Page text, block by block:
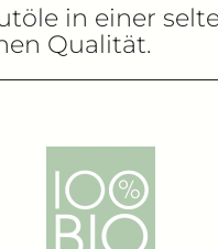
in einer
Qualität.